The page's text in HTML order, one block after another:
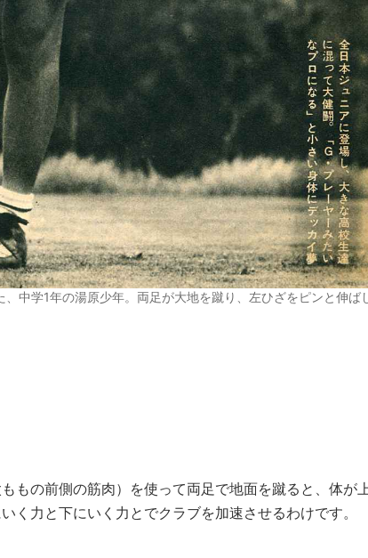
中学1年の湯原少年。両足が大地を蹴り、左ひざをピンと伸ば
もの前側の筋肉）を使って両足で地面を蹴ると、体が
く力と下にいく力とでクラブを加速させるわけです。